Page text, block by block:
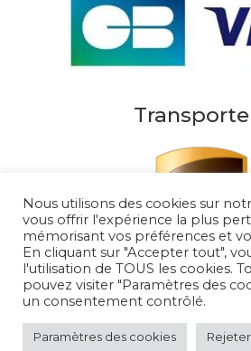
réservés
Nous utilisons des cookies sur
vous offrir l'expérience la plus
mémorisant vos préférences et
En cliquant sur "Accepter tout",
l'utilisation de TOUS les cookies.
pouvez visiter "Paramètres des
un consentement contrôlé.
Paramètres des cookies Rejeter